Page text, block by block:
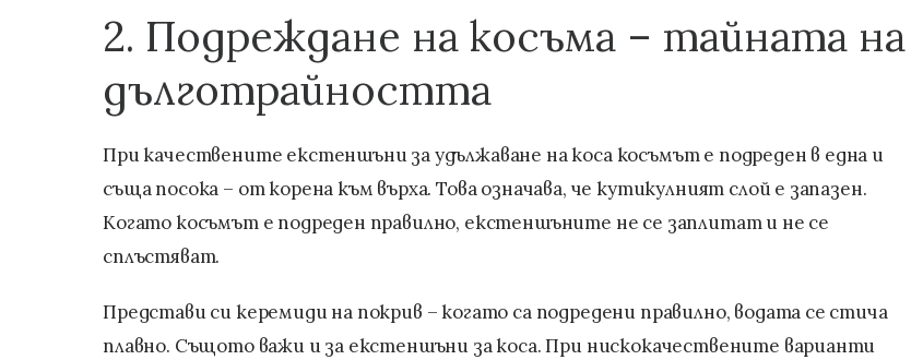
2. Подреждане на косъма – тайната на
дълготрайността
При качествените екстеншъни за удължаване на коса косъмът е подреден в една и
съща посока – от корена към върха. Това означава, че кутикулният слой е запазен.
Когато косъмът е подреден правилно, екстеншъните не се заплитат и не се
сплъстяват.
Представи си керемиди на покрив – когато са подредени правилно, водата се стича
плавно. Същото важи и за екстеншъни за коса. При нискокачествените варианти